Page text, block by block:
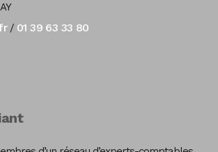
/ 01 39 63 33 80